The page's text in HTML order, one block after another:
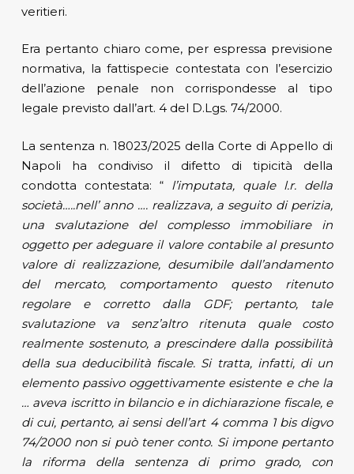
veritieri.
Era pertanto chiaro come, per espressa previsione
normativa, la fattispecie contestata con l’esercizio
dell’azione penale non corrispondesse al tipo
legale previsto dall’art. 4 del D.Lgs. 74/2000.
La sentenza n. 18023/2025 della Corte di Appello di
Napoli ha condiviso il difetto di tipicità della
condotta contestata: “ l’imputata, quale l.r. della
società…..nell’ anno …. realizzava, a seguito di perizia,
una svalutazione del complesso immobiliare in
oggetto per adeguare il valore contabile al presunto
valore di realizzazione, desumibile dall’andamento
del mercato, comportamento questo ritenuto
regolare e corretto dalla GDF; pertanto, tale
svalutazione va senz’altro ritenuta quale costo
realmente sostenuto, a prescindere dalla possibilità
della sua deducibilità fiscale. Si tratta, infatti, di un
elemento passivo oggettivamente esistente e che la
… aveva iscritto in bilancio e in dichiarazione fiscale, e
di cui, pertanto, ai sensi dell’art 4 comma 1 bis digvo
74/2000 non si può tener conto. Si impone pertanto
la riforma della sentenza di primo grado, con